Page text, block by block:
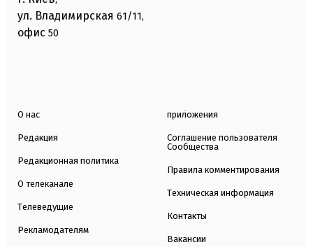
ул. Владимирская 61/11,
офис 50
О нас
Редакция
Редакционная политика
О телеканале
Телеведущие
Рекламодателям
приложения
Соглашение пользователя
Сообщества
Правила комментирования
Техническая информация
Контакты
Вакансии